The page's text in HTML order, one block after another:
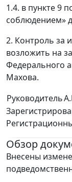
1.4. в пункте 9
соблюдением»
2. Контроль за
возложить на
Федерального
Махова.
Руководитель
Обзор
Внесены